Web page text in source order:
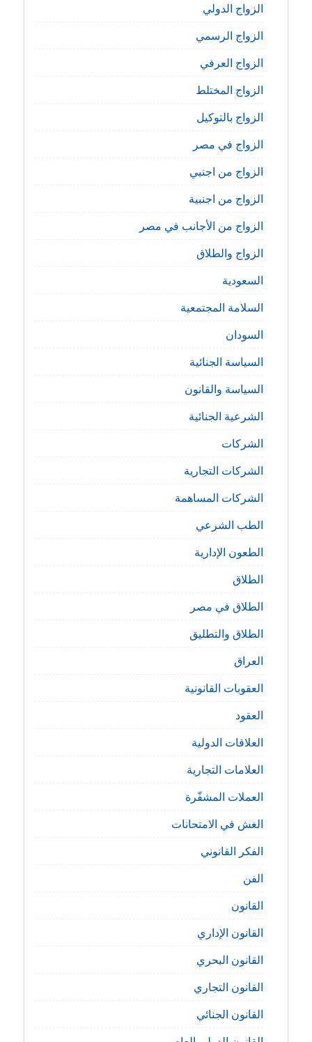
الزواج الدولي
الزواج الرسمي
الزواج العرفي
الزواج المختلط
الزواج بالتوكيل
الزواج في مصر
الزواج من اجنبي
الزواج من اجنبية
الزواج من الأجانب في مصر
الزواج والطلاق
السعودية
السلامة المجتمعية
السودان
السياسة الجنائية
السياسة والقانون
الشرعية الجنائية
الشركات
الشركات التجارية
الشركات المساهمة
الطب الشرعي
الطعون الإدارية
الطلاق
الطلاق في مصر
الطلاق والتطليق
العراق
العقوبات القانونية
العقود
العلاقات الدولية
العلامات التجارية
العملات المشفّرة
الغش في الامتحانات
الفكر القانوني
الفن
القانون
القانون الإداري
القانون البحري
القانون التجاري
القانون الجنائي